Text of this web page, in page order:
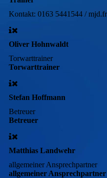
Kontakt: 0163 5441544 /
Oliver Hohnwaldt
Torwarttrainer
Torwarttrainer
Stefan Hoffmann
Betreuer
Betreuer
Matthias Landwehr
allgemeiner Ansprechpartner
allgemeiner Ansprechpartner